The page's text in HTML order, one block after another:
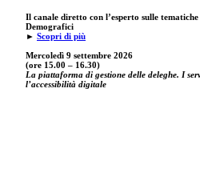
Il canale diretto con l’esperto sulle
Demografici
► Scopri di più
Mercoledì 9 settembre 2026
(ore 15.00 – 16.30)
La piattaforma di gestione delle deleghe. I
l’accessibilità digitale